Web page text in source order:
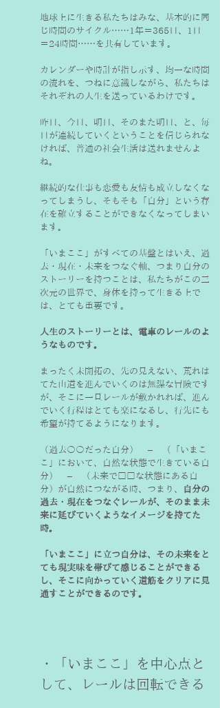
地球上に生きる私たちはみな、基本的に同
じ時間のサイクル……1年＝365日、1日
＝24時間……を共有しています。
カレンダーや時計が指し示す、均一な時間
の流れを、つねに意識しながら、私たちは
それぞれの人生を送っているわけです。
昨日、今日、明日、そのまた明日、と、毎
日が連続していくということを信じられな
ければ、普通の社会生活は送れませんよ
ね。
継続的な仕事も恋愛も友情も成立しなくな
ってしまうし、そもそも「自分」という存
在を確立することができなくなってしまい
ます。
「いまここ」がすべての基盤とはいえ、過
去・現在・未来をつなぐ軸、つまり自分の
ストーリーを持つことは、私たちがこの三
次元の世界で、身体を持って生きる上で
は、とても重要です。
人生のストーリーとは、電車のレールのよ
うなものです。
まったく未開拓の、先の見えない、荒れは
てた山道を進んでいくのは無謀な冒険です
が、そこに一旦レールが敷かれれば、進ん
でいく行程はとても楽になるし、行先にも
希望が持てるようになります。
（過去〇〇だった自分）　−　（「いまこ
こ」において、自然な状態で生きている自
分）　−　（未来で□□な状態にある自
分）が自然につながる時、つまり、
自分の
過去・現在をつなぐレールが、そのまま未
来に延びていくようなイメージを持てた
時。
「いまここ」に立つ自分は、その未来をと
ても現実味を帯びて感じることができる
し、そこに向かっていく道筋をクリアに見
通すことができるのです。
・「いまここ」を中心点と